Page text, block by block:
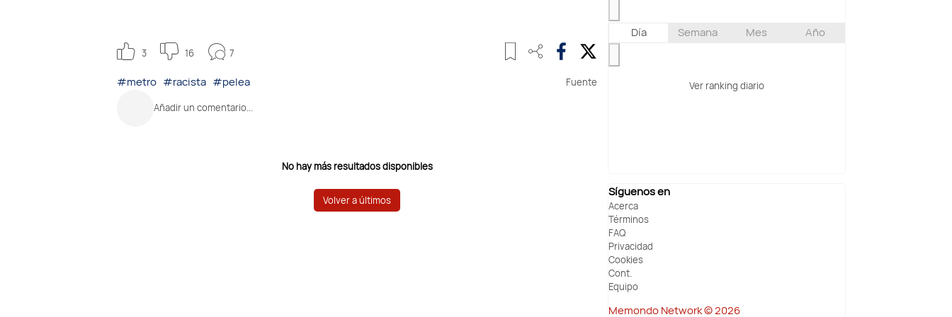
3 16 7
#metro #racista #pelea Fuente
Añadir un comentario...
No hay más resultados disponibles
Volver a últimos
Día Semana Mes Año
Ver ranking diario
Síguenos en
Acerca
Términos
FAQ
Privacidad
Cookies
Cont.
Equipo
Memondo Network © 2026